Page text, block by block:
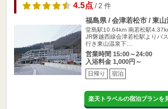
4.5点/ 2 件
福島県 / 会津若松市 / 東山
堂島駅10.64km 南若松駅
JR磐越西線会津若松駅よりバ
行き東山温泉下…
営業時間 15:00～24:00
入浴料金 1,000円～
日帰り 宿泊
楽天トラベルの宿泊プランを